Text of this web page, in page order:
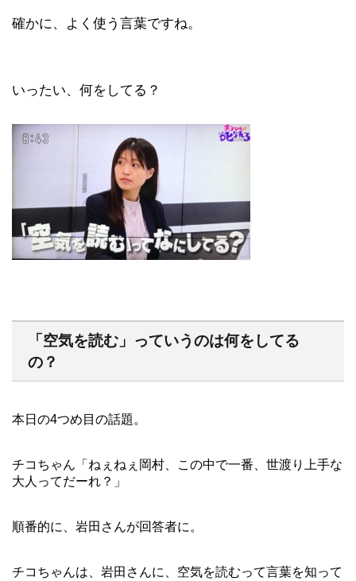
確かに、よく使う言葉ですね。
いったい、何をしてる？
「空気を読む」っていうのは何をしてる
の？
本日の4つめ目の話題。
チコちゃん「ねぇねぇ岡村、この中で一番、世渡り上手な
大人ってだーれ？」
順番的に、岩田さんが回答者に。
チコちゃんは、岩田さんに、空気を読むって言葉を知って